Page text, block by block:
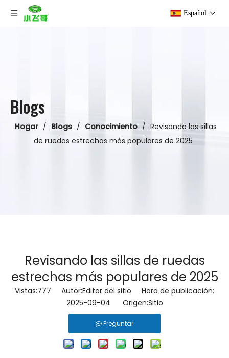
Español
Blogs
Hogar / Blogs / Conocimiento / Revisando las sillas
de ruedas estrechas más populares de 2025
Revisando las sillas de ruedas
estrechas más populares de 2025
Vistas:777 Autor:Editor del sitio Hora de publicación:
2025-09-04 Origen:Sitio
Preguntar